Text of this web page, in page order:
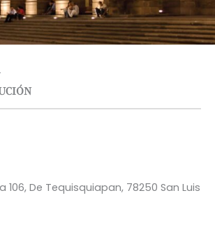
106, De Tequisquiapan, 78250 San Luis